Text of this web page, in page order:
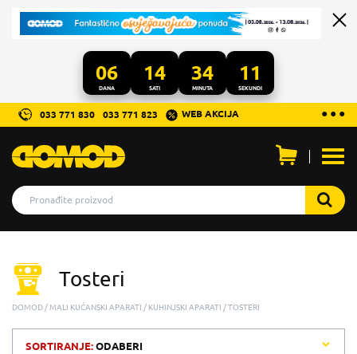
06
DANA
14
SATI
34
MINUTA
11
SEKUNDI
...
● ● ●
033 771 830 033 771 823 WEB AKCIJA
Tosteri
DOMOD MALI KUĆANSKI APARATI KUHINJSKI APARATI TOSTERI
SORTIRANJE:ODABERI